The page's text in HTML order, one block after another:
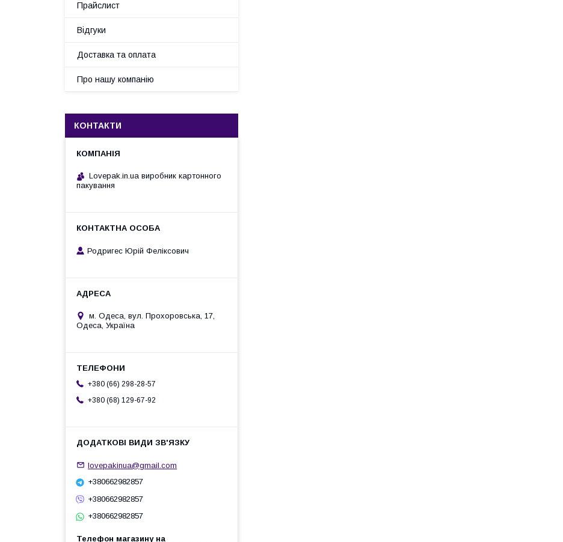
Прайслист
Відгуки
Доставка та оплата
Про нашу компанію
КОНТАКТИ
Lovepak.in.ua виробник картонного
пакування
Родригес Юрій Феліксович
м. Одеса, вул. Прохоровська, 17,
Одеса, Україна
+380 (66) 298-28-57
+380 (68) 129-67-92
lovepakinua@gmail.com
+380662982857
+380662982857
+380662982857
Телефон магазину на